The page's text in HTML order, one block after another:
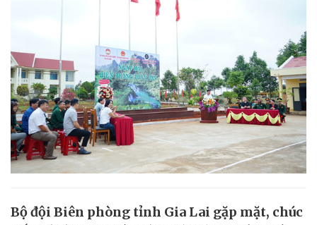
Bộ đội Biên phòng tỉnh Gia Lai gặp mặt, chúc